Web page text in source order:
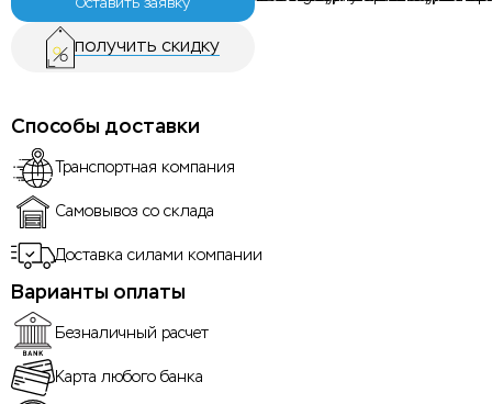
получить скидку
Способы доставки
Транспортная компания
Самовывоз со склада
Доставка силами компании
Варианты оплаты
Безналичный расчет
Карта любого банка